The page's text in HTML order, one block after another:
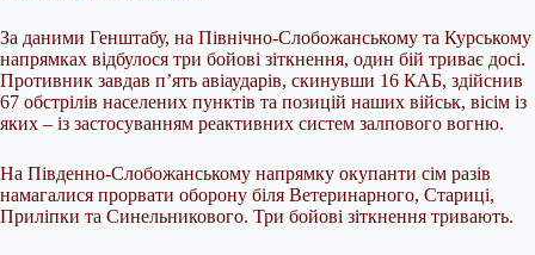
За даними Генштабу, на Північно-Слобожанському та Курському
напрямках відбулося три бойові зіткнення, один бій триває досі.
Противник завдав п’ять авіаударів, скинувши 16 КАБ, здійснив
67 обстрілів населених пунктів та позицій наших військ, вісім із
яких – із застосуванням реактивних систем залпового вогню.
На Південно-Слобожанському напрямку окупанти сім разів
намагалися прорвати оборону біля Ветеринарного, Стариці,
Приліпки та Синельникового. Три бойові зіткнення тривають.